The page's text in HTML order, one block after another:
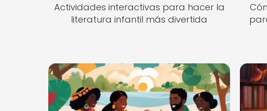
Actividades interactivas para hacer la
literatura infantil más divertida